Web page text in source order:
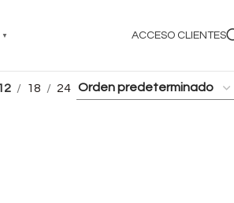
▼ ACCESO CLIENTES
18 24